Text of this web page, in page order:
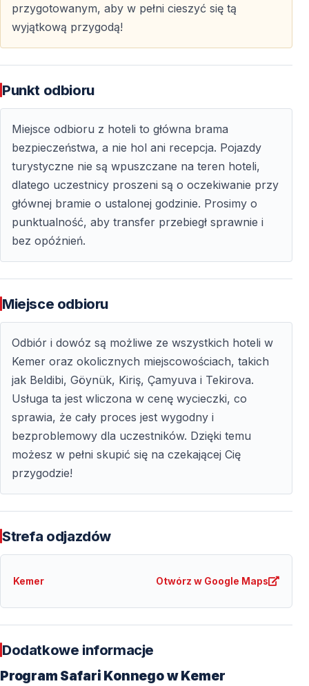
przygotowanym, aby w pełni cieszyć się tą
wyjątkową przygodą!
Punkt odbioru
Miejsce odbioru z hoteli to główna brama
bezpieczeństwa, a nie hol ani recepcja. Pojazdy
turystyczne nie są wpuszczane na teren hoteli,
dlatego uczestnicy proszeni są o oczekiwanie przy
głównej bramie o ustalonej godzinie. Prosimy o
punktualność, aby transfer przebiegł sprawnie i
bez opóźnień.
Miejsce odbioru
Odbiór i dowóz są możliwe ze wszystkich hoteli w
Kemer oraz okolicznych miejscowościach, takich
jak Beldibi, Göynük, Kiriş, Çamyuva i Tekirova.
Usługa ta jest wliczona w cenę wycieczki, co
sprawia, że cały proces jest wygodny i
bezproblemowy dla uczestników. Dzięki temu
możesz w pełni skupić się na czekającej Cię
przygodzie!
Strefa odjazdów
Kemer Otwórz w Google Maps
Dodatkowe informacje
Program Safari Konnego w Kemer